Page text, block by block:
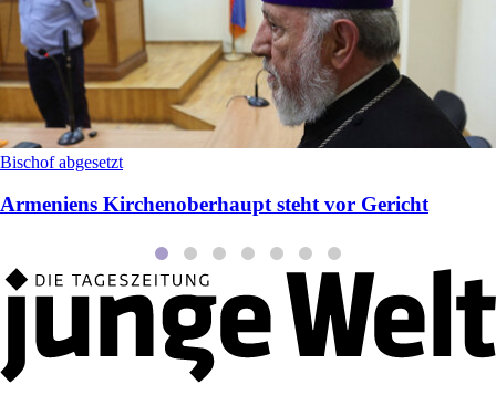
Bischof abgesetzt
Armeniens Kirchenoberhaupt steht vor Gericht